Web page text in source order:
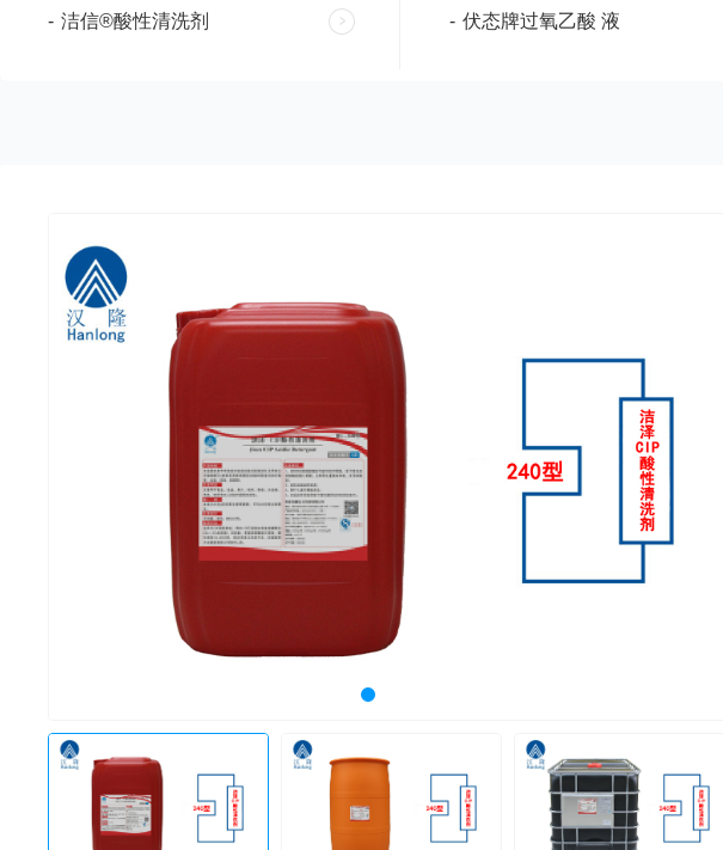
- 洁信®酸性清洗剂 - 伏态牌过氧乙酸 液